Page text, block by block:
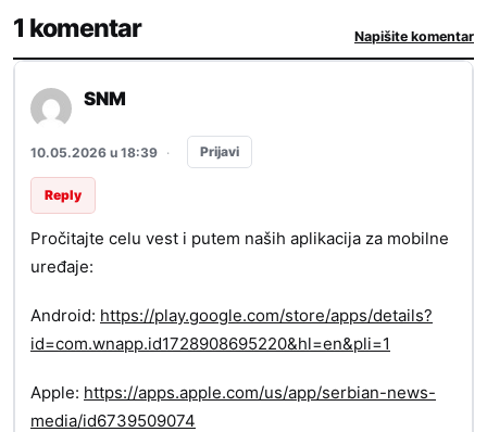
1 komentar Napišite komentar
SNM
10.05.2026 u 18:39 · Prijavi
Reply
Pročitajte celu vest i putem naših aplikacija za mobilne
uređaje:
Android: https://play.google.com/store/apps/details?
id=com.wnapp.id1728908695220&hl=en&pli=1
Apple: https://apps.apple.com/us/app/serbian-news-
media/id6739509074